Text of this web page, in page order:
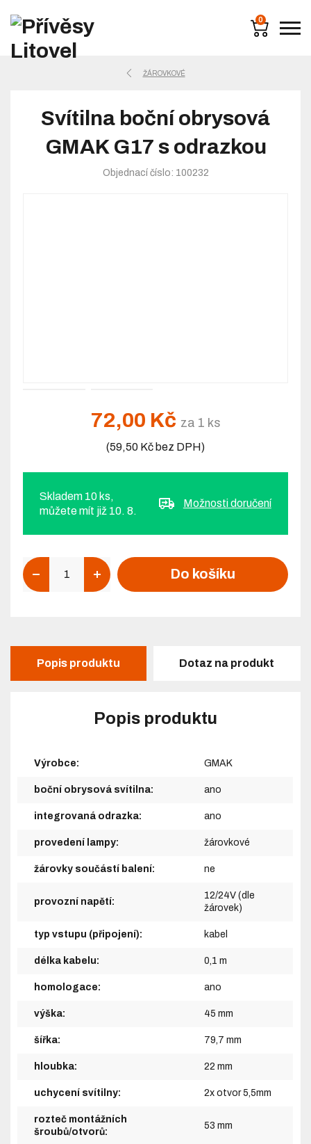
0
ŽÁROVKOVÉ
Svítilna boční obrysová
GMAK G17 s odrazkou
Objednací číslo: 100232
72,00 Kč za 1 ks
(59,50 Kč bez DPH)
Skladem 10 ks,
můžete mít již 10. 8.
Možnosti doručení
Do košíku
Popis produktu Dotaz na produkt
Popis produktu
Výrobce: GMAK
boční obrysová svítilna: ano
integrovaná odrazka: ano
provedení lampy: žárovkové
žárovky součástí balení: ne
provozní napětí:
12/24V (dle
žárovek)
typ vstupu (připojení): kabel
délka kabelu: 0,1 m
homologace: ano
výška: 45 mm
šířka: 79,7 mm
hloubka: 22 mm
uchycení svítilny: 2x otvor 5,5mm
rozteč montážních
šroubů/otvorů:
53 mm